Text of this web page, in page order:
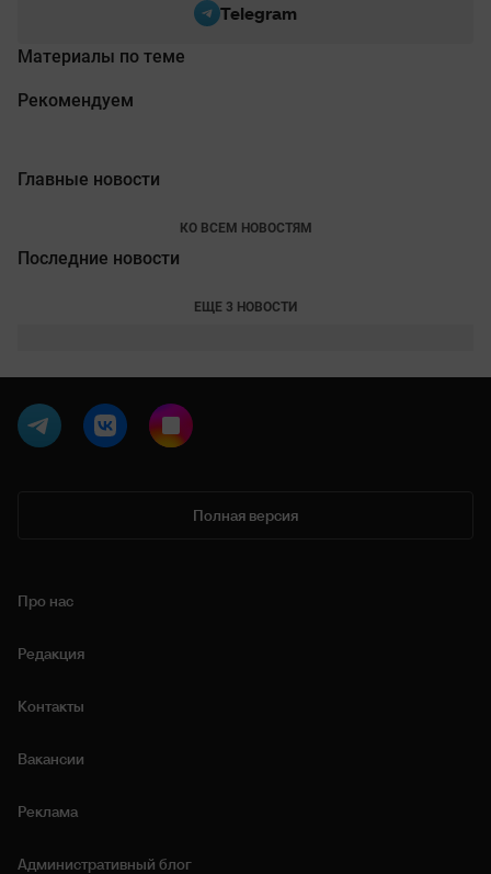
Telegram
Материалы по теме
Рекомендуем
Главные новости
КО ВСЕМ НОВОСТЯМ
Последние новости
ЕЩЕ 3 НОВОСТИ
Полная версия
Про нас
Редакция
Контакты
Вакансии
Реклама
Административный блог